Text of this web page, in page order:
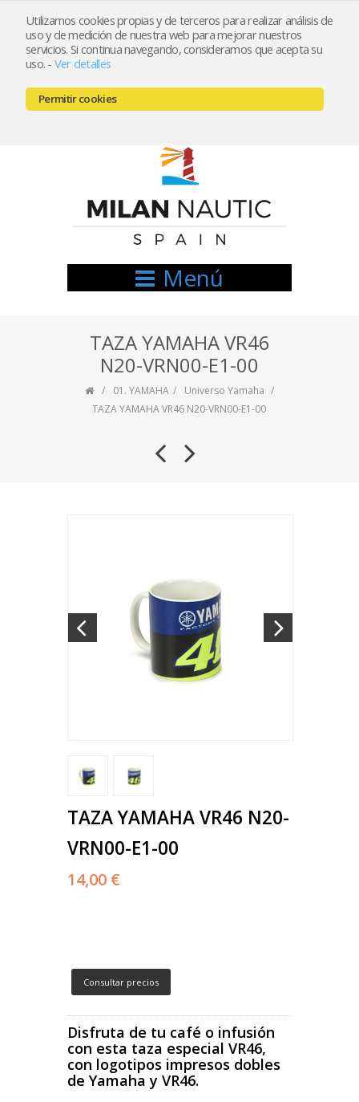
Utilizamos cookies propias y de terceros para realizar análisis de
uso y de medición de nuestra web para mejorar nuestros
servicios. Si continua navegando, consideramos que acepta su
uso. - Ver detalles
Permitir cookies
Registrarse Mi cuenta
666521122 // 654999333
Menú
TAZA YAMAHA VR46
N20-VRN00-E1-00
01. YAMAHA
Universo Yamaha
TAZA YAMAHA VR46 N20-VRN00-E1-00
TAZA YAMAHA VR46 N20-
VRN00-E1-00
14,00 €
Consultar precios
Disfruta de tu café o infusión
con esta taza especial VR46,
con logotipos impresos dobles
de Yamaha y VR46.